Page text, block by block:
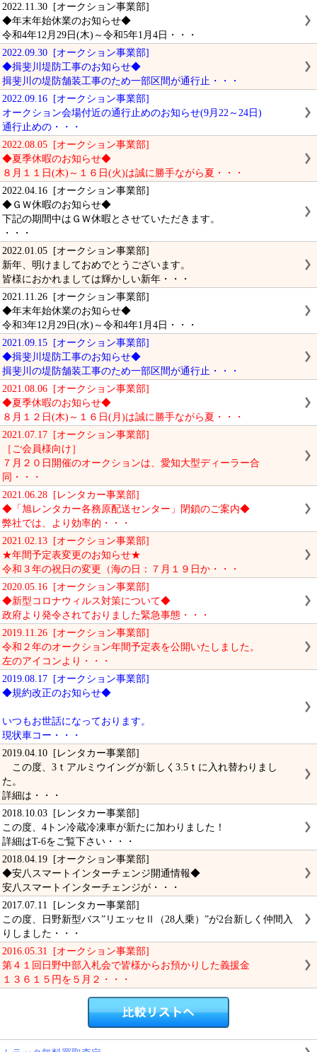
2022.11.30 [オークション事業部]
◆年末年始休業のお知らせ◆
令和4年12月29日(木)～令和5年1月4日・・・
2022.09.30 [オークション事業部]
◆揖斐川堤防工事のお知らせ◆
揖斐川の堤防舗装工事のため一部区間が通行止・・・
2022.09.16 [オークション事業部]
オークション会場付近の通行止めのお知らせ(9月22～24日)
通行止めの・・・
2022.08.05 [オークション事業部]
◆夏季休暇のお知らせ◆
８月１１日(木)～１６日(火)は誠に勝手ながら夏・・・
2022.04.16 [オークション事業部]
◆ＧＷ休暇のお知らせ◆
下記の期間中はＧＷ休暇とさせていただきます。
・・・
2022.01.05 [オークション事業部]
新年、明けましておめでとうございます。
皆様におかれましては輝かしい新年・・・
2021.11.26 [オークション事業部]
◆年末年始休業のお知らせ◆
令和3年12月29日(水)～令和4年1月4日・・・
2021.09.15 [オークション事業部]
◆揖斐川堤防工事のお知らせ◆
揖斐川の堤防舗装工事のため一部区間が通行止・・・
2021.08.06 [オークション事業部]
◆夏季休暇のお知らせ◆
８月１２日(木)～１６日(月)は誠に勝手ながら夏・・・
2021.07.17 [オークション事業部]
［ご会員様向け］
７月２０日開催のオークションは、愛知大型ディーラー合
同・・・
2021.06.28 [レンタカー事業部]
◆「旭レンタカー各務原配送センター」閉鎖のご案内◆
弊社では、より効率的・・・
2021.02.13 [オークション事業部]
★年間予定表変更のお知らせ★
令和３年の祝日の変更（海の日：７月１９日か・・・
2020.05.16 [オークション事業部]
◆新型コロナウィルス対策について◆
政府より発令されておりました緊急事態・・・
2019.11.26 [オークション事業部]
令和２年のオークション年間予定表を公開いたしました。
左のアイコンより・・・
2019.08.17 [オークション事業部]
◆規約改正のお知らせ◆
いつもお世話になっております。
現状車コー・・・
2019.04.10 [レンタカー事業部]
この度、3ｔアルミウイングが新しく3.5ｔに入れ替わりまし
た。
詳細は・・・
2018.10.03 [レンタカー事業部]
この度、4トン冷蔵冷凍車が新たに加わりました！
詳細はT-6をご覧下さい・・・
2018.04.19 [オークション事業部]
◆安八スマートインターチェンジ開通情報◆
安八スマートインターチェンジが・・・
2017.07.11 [レンタカー事業部]
この度、日野新型バス”リエッセⅡ（28人乗）”が2台新しく仲間入
りしました・・・
2016.05.31 [オークション事業部]
第４１回日野中部入札会で皆様からお預かりした義援金
１３６１５円を５月２・・・